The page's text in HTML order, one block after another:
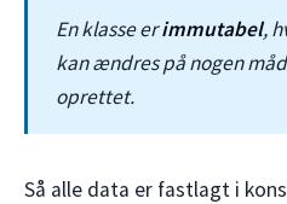
En klasse erimmutabel,
kan ændres på nogen
oprettet.
Så alle data er fastlagt i